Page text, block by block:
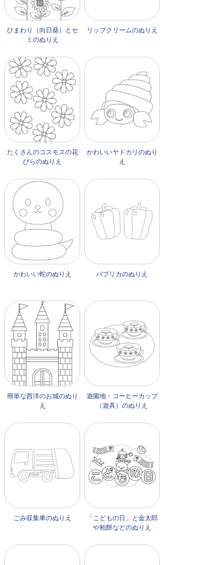
ひまわり（向日葵）とセ
ミのぬりえ
リップクリームのぬりえ
たくさんのコスモスの花
びらのぬりえ
かわいいヤドカリのぬり
え
かわいい蛇のぬりえ パプリカのぬりえ
簡単な西洋のお城のぬり
え
遊園地・コーヒーカップ
（遊具）のぬりえ
ごみ収集車のぬりえ
「こどもの日」と金太郎
や柏餅などのぬりえ